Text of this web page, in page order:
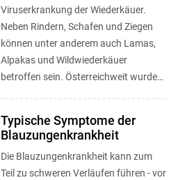
Viruserkrankung der Wiederkäuer.
Neben Rindern, Schafen und Ziegen
können unter anderem auch Lamas,
Alpakas und Wildwiederkäuer
betroffen sein. Österreichweit wurden
Typische Symptome der
Blauzungenkrankheit
Die Blauzungenkrankheit kann zum
Teil zu schweren Verläufen führen - vor